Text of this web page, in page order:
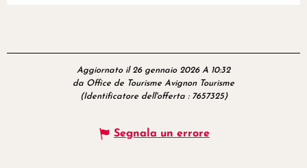
Aggiornato il 26 gennaio 2026 A 10:32
da Office de Tourisme Avignon Tourisme
(Identificatore dell'offerta : 7657325)
Segnala un errore